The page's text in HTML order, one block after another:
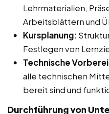
Lehrmaterialien,
Arbeitsblättern und
Kursplanung:
Festlegen von
Technische
alle technischen
bereit sind und
Durchführung von